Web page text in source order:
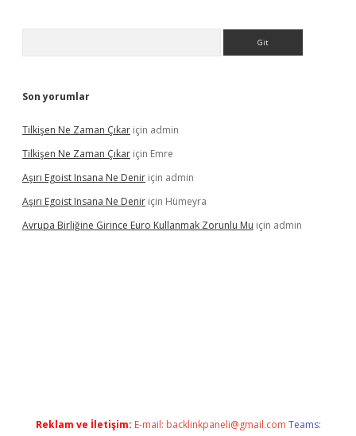
Son yorumlar
Tilkişen Ne Zaman Çıkar için admin
Tilkişen Ne Zaman Çıkar için Emre
Aşırı Egoist Insana Ne Denir için admin
Aşırı Egoist Insana Ne Denir için Hümeyra
Avrupa Birliğine Girince Euro Kullanmak Zorunlu Mu için admin
Reklam ve İletişim: E-mail: backlinkpaneli@gmail.com Teams: